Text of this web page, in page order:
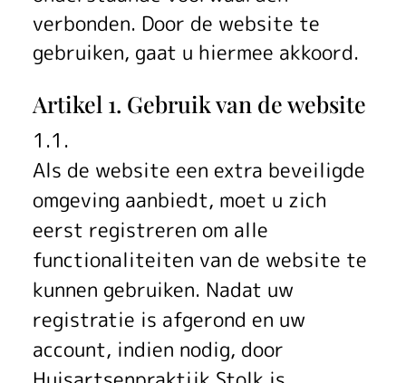
i
k
s
v
o
o
r
w
a
verbonden. Door de website te
gebruiken, gaat u hiermee akkoord.
Artikel 1. Gebruik van de website
1.1.
Als de website een extra beveiligde
omgeving aanbiedt, moet u zich
eerst registreren om alle
functionaliteiten van de website te
kunnen gebruiken. Nadat uw
registratie is afgerond en uw
account, indien nodig, door